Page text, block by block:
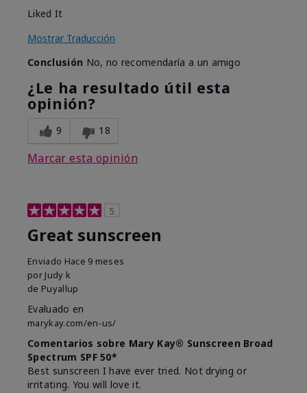
Liked It
Mostrar Traducción
Conclusión No, no recomendaría a un amigo
¿Le ha resultado útil esta
opinión?
9 18
Marcar esta opinión
5
Great sunscreen
Enviado Hace 9 meses
por Judy k
de Puyallup
Evaluado en
marykay.com/en-us/
Comentarios sobre Mary Kay® Sunscreen Broad
Spectrum SPF 50*
Best sunscreen I have ever tried. Not drying or
irritating. You will love it.